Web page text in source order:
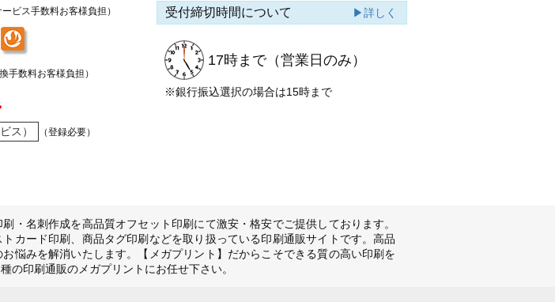
ービス手数料お客様負担）
手数料お客様負担）
ス） （登録必要）
受付締切時間について ▶詳しく
17時まで（営業日のみ）
※銀行振込選択の場合は15時まで
・名刺作成を高品質オフセット印刷にて激安・格安でご提供しております。
カード印刷、商品タグ印刷などを取り扱っている印刷通販サイトです。高品
悩みを解消いたします。【メガプリント】だからこそできる質の高い印刷を
の印刷通販のメガプリントにお任せ下さい。